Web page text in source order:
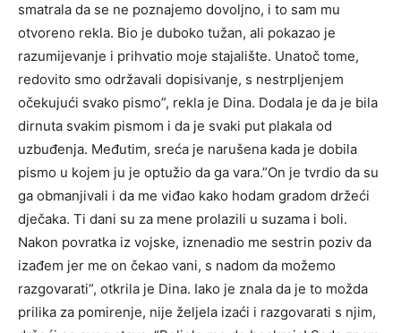
smatrala da se ne poznajemo dovoljno, i to sam mu
otvoreno rekla. Bio je duboko tužan, ali pokazao je
razumijevanje i prihvatio moje stajalište. Unatoč tome,
redovito smo održavali dopisivanje, s nestrpljenjem
očekujući svako pismo”, rekla je Dina. Dodala je da je bila
dirnuta svakim pismom i da je svaki put plakala od
uzbuđenja. Međutim, sreća je narušena kada je dobila
pismo u kojem ju je optužio da ga vara.”On je tvrdio da su
ga obmanjivali i da me viđao kako hodam gradom držeći
dječaka. Ti dani su za mene prolazili u suzama i boli.
Nakon povratka iz vojske, iznenadio me sestrin poziv da
izađem jer me on čekao vani, s nadom da možemo
razgovarati”, otkrila je Dina. Iako je znala da je to možda
prilika za pomirenje, nije željela izaći i razgovarati s njim,